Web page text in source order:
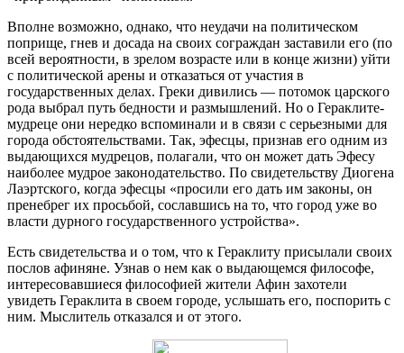
Вполне возможно, однако, что неудачи на политическом
поприще, гнев и досада на своих сограждан заставили его (по
всей вероятности, в зрелом возрасте или в конце жизни) уйти
с политической арены и отказаться от участия в
государственных делах. Греки дивились — потомок царского
рода выбрал путь бедности и размышлений. Но о Гераклите-
мудреце они нередко вспоминали и в связи с серьезными для
города обстоятельствами. Так, эфесцы, признав его одним из
выдающихся мудрецов, полагали, что он может дать Эфесу
наиболее мудрое законодательство. По свидетельству Диогена
Лаэртского, когда эфесцы «просили его дать им законы, он
пренебрег их просьбой, сославшись на то, что город уже во
власти дурного государственного устройства».
Есть свидетельства и о том, что к Гераклиту присылали своих
послов афиняне. Узнав о нем как о выдающемся философе,
интересовавшиеся философией жители Афин захотели
увидеть Гераклита в своем городе, услышать его, поспорить с
ним. Мыслитель отказался и от этого.